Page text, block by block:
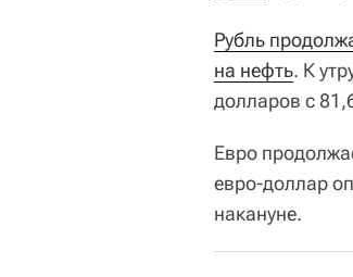
Рубль
на нефть. К
долларов с
Евро
евро-доллар
накануне.